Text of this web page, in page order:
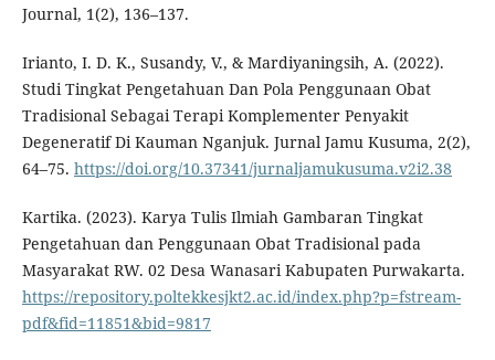
Journal, 1(2), 136–137.
Irianto, I. D. K., Susandy, V., & Mardiyaningsih, A. (2022).
Studi Tingkat Pengetahuan Dan Pola Penggunaan Obat
Tradisional Sebagai Terapi Komplementer Penyakit
Degeneratif Di Kauman Nganjuk. Jurnal Jamu Kusuma, 2(2),
64–75. https://doi.org/10.37341/jurnaljamukusuma.v2i2.38
Kartika. (2023). Karya Tulis Ilmiah Gambaran Tingkat
Pengetahuan dan Penggunaan Obat Tradisional pada
Masyarakat RW. 02 Desa Wanasari Kabupaten Purwakarta.
https://repository.poltekkesjkt2.ac.id/index.php?p=fstream-
pdf&fid=11851&bid=9817